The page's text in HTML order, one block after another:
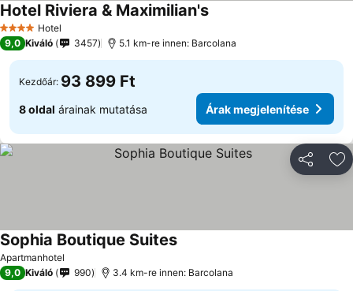
4 KategóriaHotel
Hotel Riviera & Maximilian'sÁrak megjelenítése
9,0 Kiváló 3457 5.1 km-re innen: Barcolana
Kezdőár: 93 899 Ft
8 oldal árainak mutatása Árak megjelenítése
Apartmanhotel
Sophia Boutique SuitesÁrak megjelenítése
9,0 Kiváló 990 3.4 km-re innen: Barcolana